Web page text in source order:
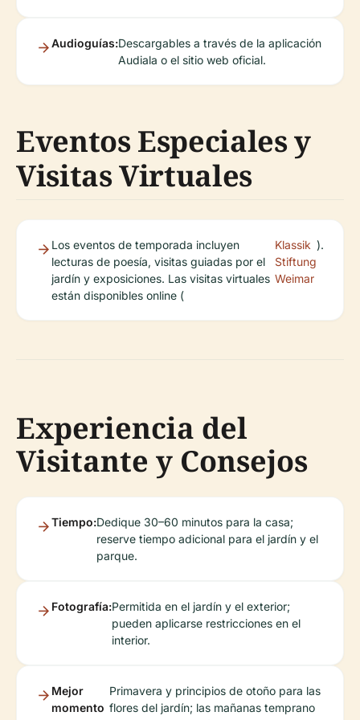
Audioguías:Descargables a través de la aplicación
Audiala o el sitio web oficial.
Eventos Especiales y
Visitas Virtuales
Los eventos de temporada incluyen
lecturas de poesía, visitas guiadas por el
jardín y exposiciones. Las visitas virtuales
están disponibles online (
Klassik
Stiftung
Weimar
).
Experiencia del
Visitante y Consejos
Tiempo:Dedique 30–60 minutos para la casa;
reserve tiempo adicional para el jardín y el
parque.
Fotografía:Permitida en el jardín y el exterior;
pueden aplicarse restricciones en el
interior.
Mejor
momento
Primavera y principios de otoño para las
flores del jardín; las mañanas temprano